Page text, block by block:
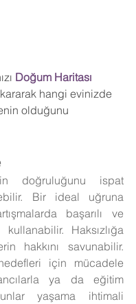
Doğum Haritası
hangi evinizde
olduğunu
doğruluğunu ispat
Bir ideal uğruna
başarılı ve
Haksızlığa
hakkını savunabilir.
için mücadele
ya da eğitim
yaşama ihtimali